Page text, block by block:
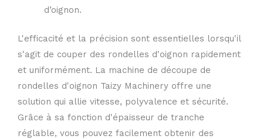
d’oignon.
L'efficacité et la précision sont essentielles lorsqu'il
s'agit de couper des rondelles d'oignon rapidement
et uniformément. La machine de découpe de
rondelles d'oignon Taizy Machinery offre une
solution qui allie vitesse, polyvalence et sécurité.
Grâce à sa fonction d'épaisseur de tranche
réglable, vous pouvez facilement obtenir des